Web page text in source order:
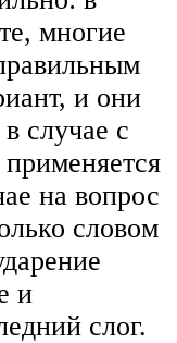
многие
и они
случае с
на вопрос
словом
и
слог.